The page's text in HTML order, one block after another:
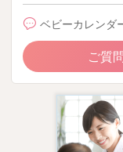
ベビーカレンダ
ご質